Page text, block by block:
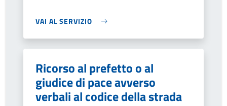
VAI AL SERVIZIO
Ricorso al prefetto o al
giudice di pace avverso
verbali al codice della strada